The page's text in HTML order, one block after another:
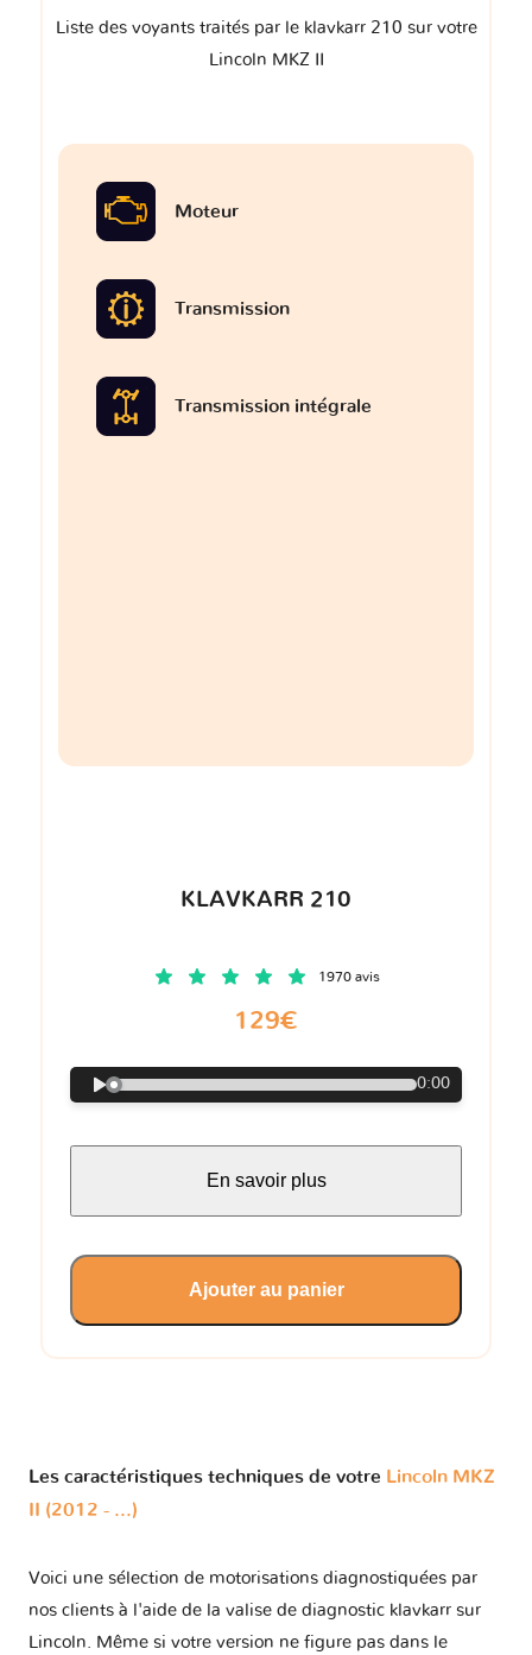
Liste des voyants traités par le klavkarr 210 sur votre
Lincoln MKZ II
Moteur
Transmission
Transmission intégrale
KLAVKARR 210
1970 avis
129€
0:00
En savoir plus
Ajouter au panier
Les caractéristiques techniques de votre Lincoln MKZ
II (2012 - ...)
Voici une sélection de motorisations diagnostiquées par
nos clients à l'aide de la valise de diagnostic klavkarr sur
Lincoln. Même si votre version ne figure pas dans le